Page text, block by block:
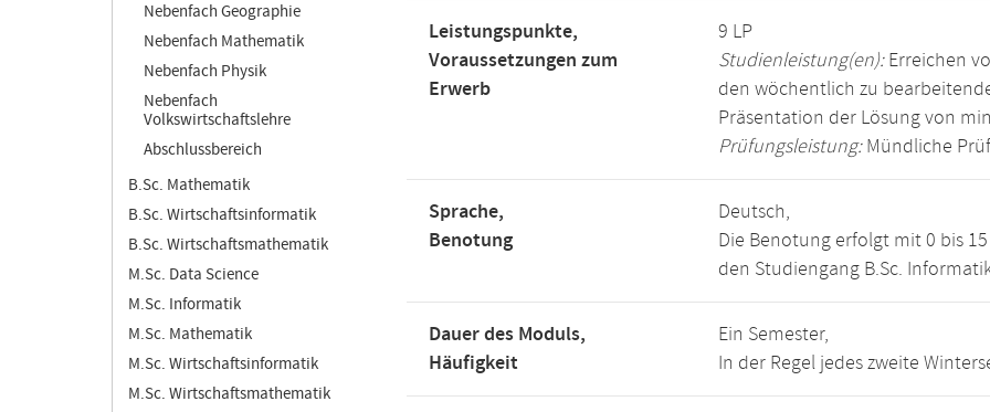
Nebenfach Geographie
Nebenfach Mathematik
Nebenfach Physik
Nebenfach
Volkswirtschaftslehre
Abschlussbereich
B.Sc. Mathematik
B.Sc. Wirtschaftsinformatik
B.Sc. Wirtschaftsmathematik
M.Sc. Data Science
M.Sc. Informatik
M.Sc. Mathematik
M.Sc. Wirtschaftsinformatik
M.Sc. Wirtschaftsmathematik
Leistungspunkte,
Voraussetzungen zum
Erwerb
9 LP
Studienleistung(en):Erreichen
den wöchentlich zu
Präsentation der Lösung von
Prüfungsleistung:Mündliche
Sprache,
Benotung
Deutsch,
Die Benotung erfolgt mit 0 bis
den Studiengang B.Sc.
Dauer des Moduls,
Häufigkeit
Ein Semester,
In der Regel jedes zweite